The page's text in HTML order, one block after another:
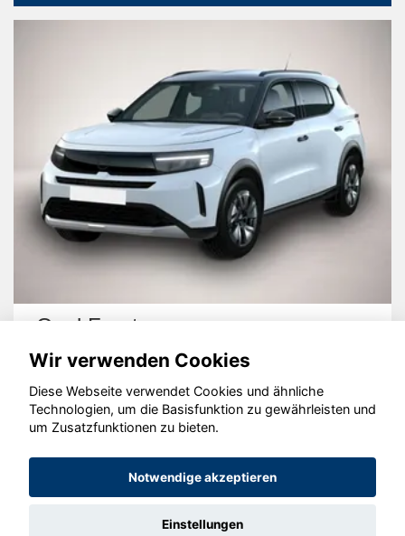
Opel Frontera
© konjunkturmotor.de GmbH 2020 - 2026
Wir verwenden Cookies
Diese Webseite verwendet Cookies und ähnliche
Technologien, um die Basisfunktion zu gewährleisten und
um Zusatzfunktionen zu bieten.
Notwendige akzeptieren
Einstellungen